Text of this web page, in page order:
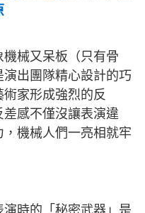
機械又呆板（只有骨
出團隊精心設計的巧
家形成強烈的反
感不僅沒讓表演違
機械人們一亮相就牢